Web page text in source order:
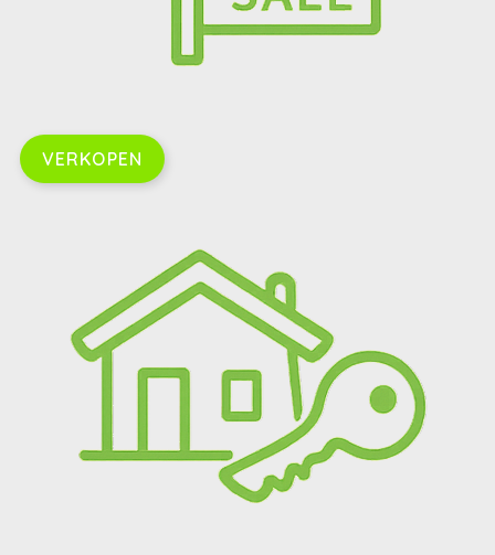
VERKOPEN